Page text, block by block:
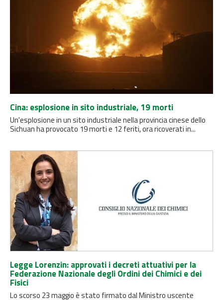
Cina: esplosione in sito industriale, 19 morti
Un'esplosione in un sito industriale nella provincia cinese dello
Sichuan ha provocato 19 morti e 12 feriti, ora ricoverati in...
Legge Lorenzin: approvati i decreti attuativi per la
Federazione Nazionale degli Ordini dei Chimici e dei
Fisici
Lo scorso 23 maggio è stato firmato dal Ministro uscente